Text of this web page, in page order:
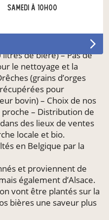
samedi à 10h00
brassées en
pour les
toilettes de la maison
de bière) – Pas de
le nettoyage et la
(grains d’orges
pour
bovin) – Choix de nos
– Distribution de
des lieux de ventes
locale et bio.
en Belgique par la
et proviennent de
également d’Alsace.
vont être plantés sur la
bières une saveur plus